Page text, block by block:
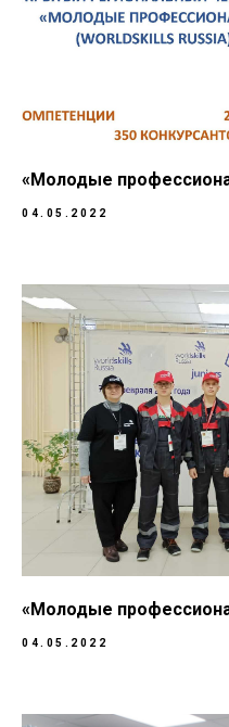
«Молодые
04.05.2022
«Молодые
04.05.2022